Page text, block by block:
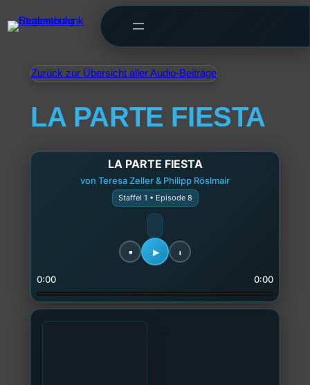
Zurück zur Übersicht aller Audio-Beiträge
LA PARTE FIESTA
LA PARTE FIESTA
von Teresa Zeller & Philipp Röslmair
Staffel 1 • Episode 8
0:00 0:00